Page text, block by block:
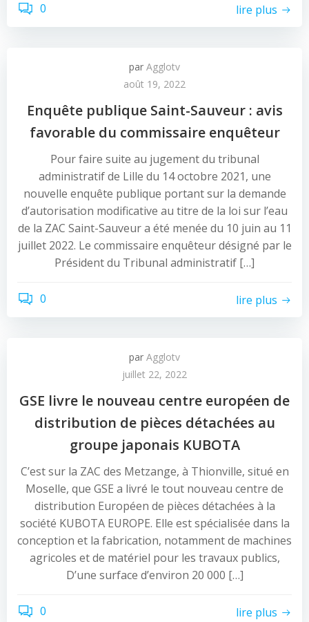
0 lire plus
par Agglotv
août 19, 2022
Enquête publique Saint-Sauveur : avis
favorable du commissaire enquêteur
Pour faire suite au jugement du tribunal
administratif de Lille du 14 octobre 2021, une
nouvelle enquête publique portant sur la demande
d’autorisation modificative au titre de la loi sur l’eau
de la ZAC Saint-Sauveur a été menée du 10 juin au 11
juillet 2022. Le commissaire enquêteur désigné par le
Président du Tribunal administratif […]
0 lire plus
par Agglotv
juillet 22, 2022
GSE livre le nouveau centre européen de
distribution de pièces détachées au
groupe japonais KUBOTA
C’est sur la ZAC des Metzange, à Thionville, situé en
Moselle, que GSE a livré le tout nouveau centre de
distribution Européen de pièces détachées à la
société KUBOTA EUROPE. Elle est spécialisée dans la
conception et la fabrication, notamment de machines
agricoles et de matériel pour les travaux publics,
D’une surface d’environ 20 000 […]
0 lire plus